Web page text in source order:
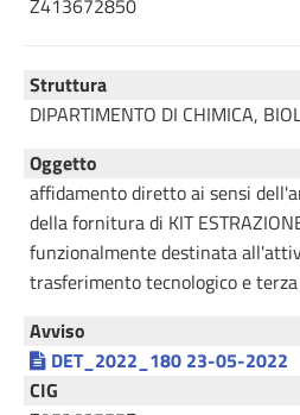
Z413672850
Struttura
DIPARTIMENTO DI CHIMICA,
Oggetto
affidamento diretto ai sensi
della fornitura di KIT
funzionalmente destinata
trasferimento tecnologico e
Avviso
DET_2022_180 23-05-2022
CIG